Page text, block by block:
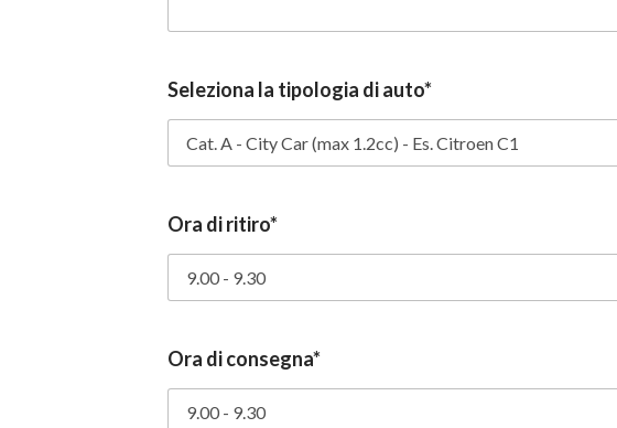
Seleziona la tipologia di auto*
Ora di ritiro*
Ora di consegna*